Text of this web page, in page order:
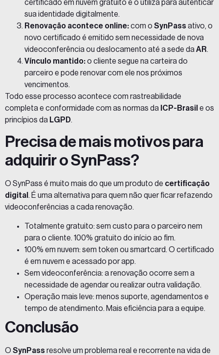
certificado em nuvem gratuito e o utiliza para autenticar
sua identidade digitalmente.
Renovação acontece online:com o SynPassativo, o
novo certificado é emitido sem necessidade de nova
videoconferência ou deslocamento até a sede daAR.
Vínculo mantido:o cliente segue na carteira do
parceiro e pode renovar com ele nos próximos
vencimentos.
Todo esse processo acontece com rastreabilidade
completa e conformidade com as normas da ICP-Brasil e os
princípios da LGPD.
Precisa de mais motivos para
adquirir o SynPass?
O SynPass é muito mais do que um produto de certificação
digital . É uma alternativa para quem não quer ficar refazendo
videoconferências a cada renovação.
Totalmente gratuito: sem custo para o parceiro nem
para o cliente. 100% gratuito do início ao fim.
100% em nuvem: sem token ou smartcard. O certificado
é em nuvem e acessado por app.
Sem videoconferência: a renovação ocorre sem a
necessidade de agendar ou realizar outra validação.
Operação mais leve: menos suporte, agendamentos e
tempo de atendimento. Mais eficiência para a equipe.
Conclusão
O SynPassresolve um problema real e recorrente na vida de